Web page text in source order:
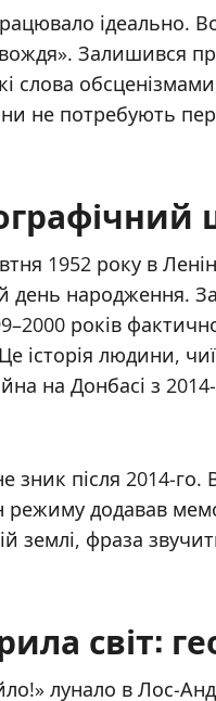
ідеально.
Залишився
слова
не потребують
1952 року в
день народження.
років
історія людини,
на Донбасі з
після 2014-
додавав
землі, фраза
світ:
лунало в Лос-